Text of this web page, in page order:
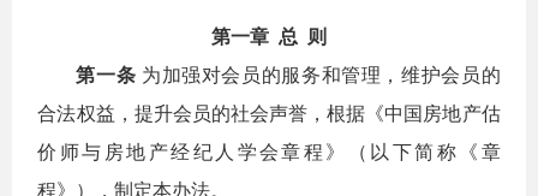
第一章 总
则
第一条 为加强对会员的服务和管理，维护会员的
合法权益，提升会员的社会声誉，根据《中国房地产估
价师与房地产经纪人学会章程》（以下简称《章
程》），制定本办法。